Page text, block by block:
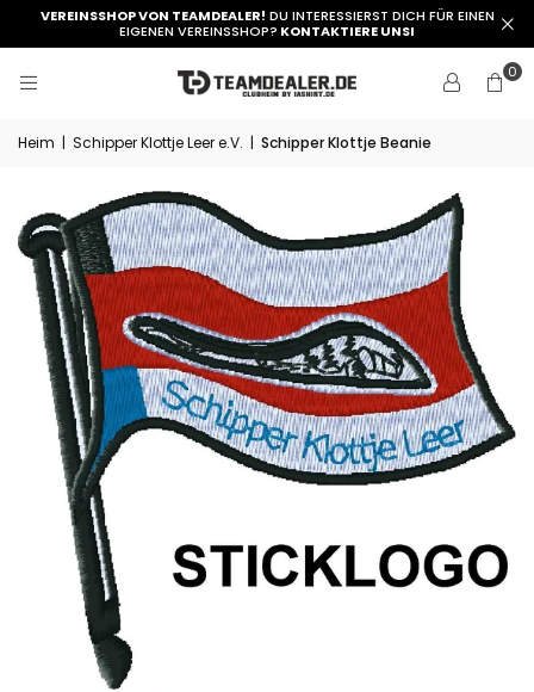
VEREINSSHOP VON TEAMDEALER! DU INTERESSIERST DICH FÜR EINEN
EIGENEN VEREINSSHOP? KONTAKTIERE UNSI
0
Heim | Schipper Klottje Leer e.V. | Schipper Klottje Beanie